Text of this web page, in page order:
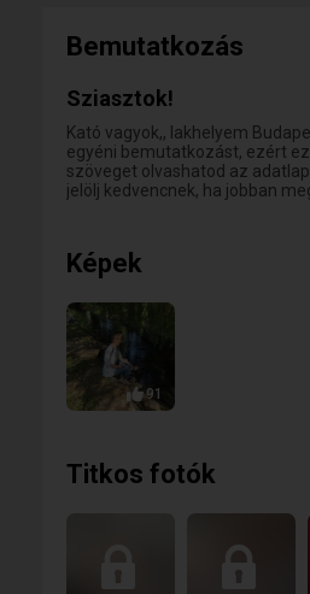
Bemutatkozás
Sziasztok!
Kató vagyok,, lakhelyem
egyéni bemutatkozást, ezért
szöveget olvashatod az
jelölj kedvencnek, ha jobban
Képek
91
Titkos fotók